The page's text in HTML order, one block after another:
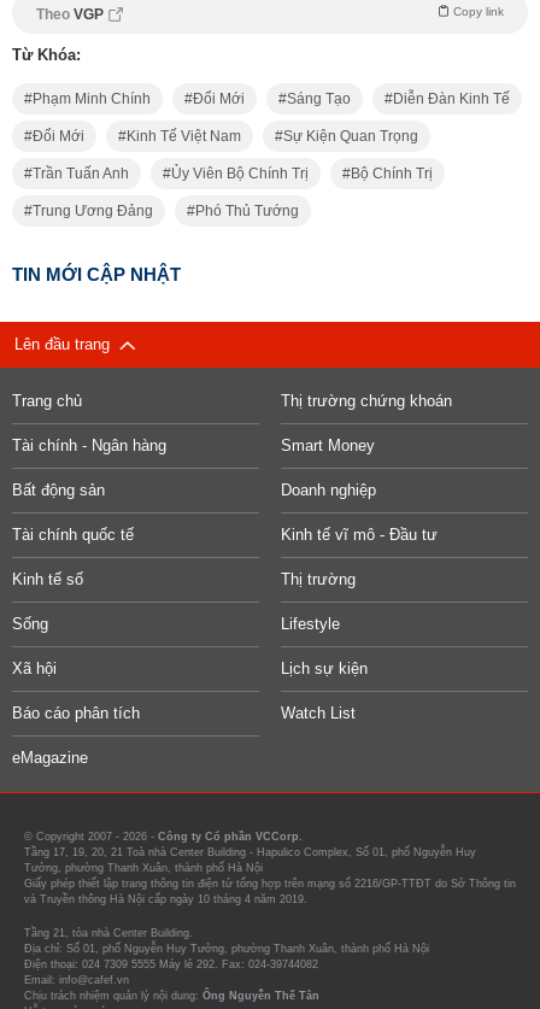
Theo VGP Copy link
Từ Khóa:
Phạm Minh Chính Đổi Mới Sáng Tạo Diễn Đàn Kinh Tế
Đổi Mới Kinh Tế Việt Nam Sự Kiện Quan Trọng
Trần Tuấn Anh Ủy Viên Bộ Chính Trị Bộ Chính Trị
Trung Ương Đảng Phó Thủ Tướng
TIN MỚI CẬP NHẬT
Lên đầu trang
Trang chủ Thị trường chứng khoán
Tài chính - Ngân hàng Smart Money
Bất động sản Doanh nghiệp
Tài chính quốc tế Kinh tế vĩ mô - Đầu tư
Kinh tế số Thị trường
Sống Lifestyle
Xã hội Lịch sự kiện
Báo cáo phân tích Watch List
eMagazine
© Copyright 2007 - 2026 - Công ty Cổ phần VCCorp.
Tầng 17, 19, 20, 21 Toà nhà Center Building - Hapulico Complex, Số 01, phố Nguyễn Huy
Tưởng, phường Thanh Xuân, thành phố Hà Nội
Giấy phép thiết lập trang thông tin điện tử tổng hợp trên mạng số 2216/GP-TTĐT do Sở Thông tin
và Truyền thông Hà Nội cấp ngày 10 tháng 4 năm 2019.
Tầng 21, tòa nhà Center Building.
Địa chỉ: Số 01, phố Nguyễn Huy Tưởng, phường Thanh Xuân, thành phố Hà Nội
Điện thoại: 024 7309 5555 Máy lẻ 292. Fax: 024-39744082
Email: info@cafef.vn
Chịu trách nhiệm quản lý nội dung: Ông Nguyễn Thế Tân